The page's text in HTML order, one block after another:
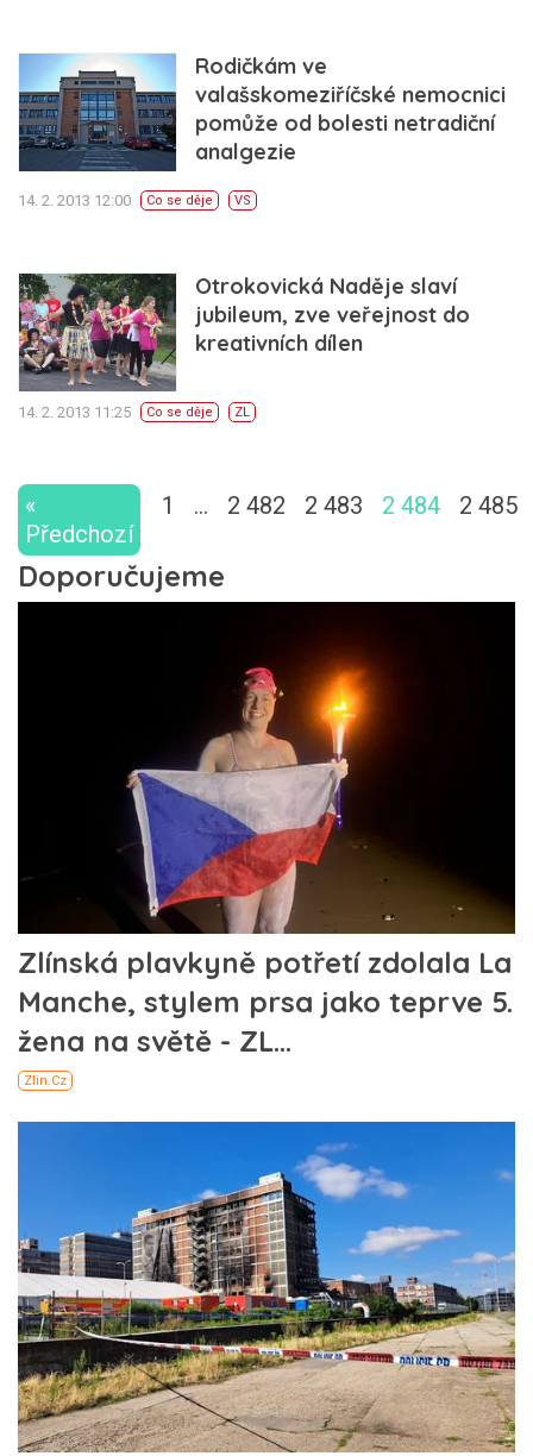
Rodičkám ve
valašskomeziříčské nemocnici
pomůže od bolesti netradiční
analgezie
14. 2. 2013 12:00 Co se děje VS
Otrokovická Naděje slaví
jubileum, zve veřejnost do
kreativních dílen
14. 2. 2013 11:25 Co se děje ZL
«
Předchozí
1 … 2 482 2 483 2 484 2 485